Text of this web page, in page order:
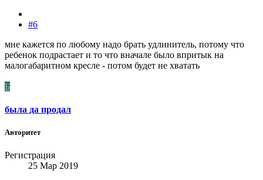
#6
мне кажется по любому надо брать удлинитель, потому что
ребенок подрастает и то что вначале было впритык на
малогабаритном кресле - потом будет не хватать
Б
была да продал
Авторитет
Регистрация
25 Мар 2019